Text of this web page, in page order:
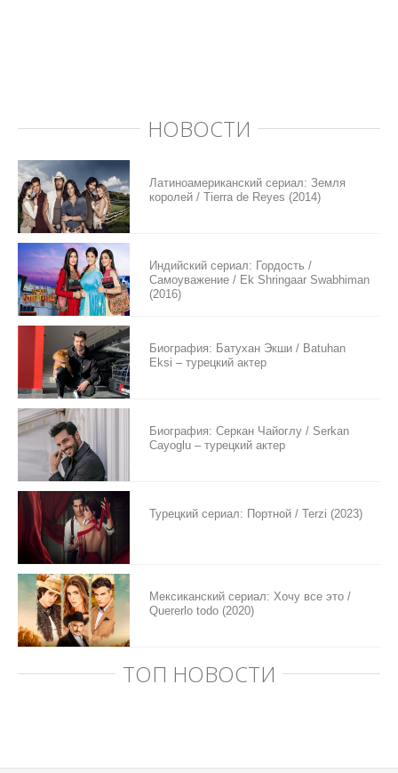
НОВОСТИ
Латиноамериканский сериал: Земля
королей / Tierra de Reyes (2014)
Индийский сериал: Гордость /
Самоуважение / Ek Shringaar Swabhiman
(2016)
Биография: Батухан Экши / Batuhan
Eksi – турецкий актер
Биография: Серкан Чайоглу / Serkan
Cayoglu – турецкий актер
Турецкий сериал: Портной / Terzi (2023)
Мексиканский сериал: Хочу все это /
Quererlo todo (2020)
ТОП НОВОСТИ